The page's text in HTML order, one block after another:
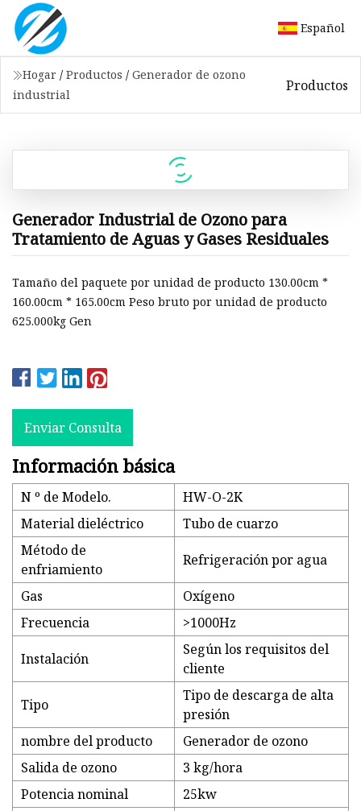
Español
Hogar / Productos / Generador de ozono
industrial
Productos
Generador Industrial de Ozono para
Tratamiento de Aguas y Gases Residuales
Tamaño del paquete por unidad de producto 130.00cm *
160.00cm * 165.00cm Peso bruto por unidad de producto
625.000kg Gen
Enviar Consulta
Información básica
N º de Modelo.
HW-O-2K
Material dieléctrico
Tubo de cuarzo
Método de
enfriamiento
Refrigeración por agua
Gas
Oxígeno
Frecuencia
>1000Hz
Instalación
Según los requisitos del
cliente
Tipo
Tipo de descarga de alta
presión
nombre del producto
Generador de ozono
Salida de ozono
3 kg/hora
Potencia nominal
25kw